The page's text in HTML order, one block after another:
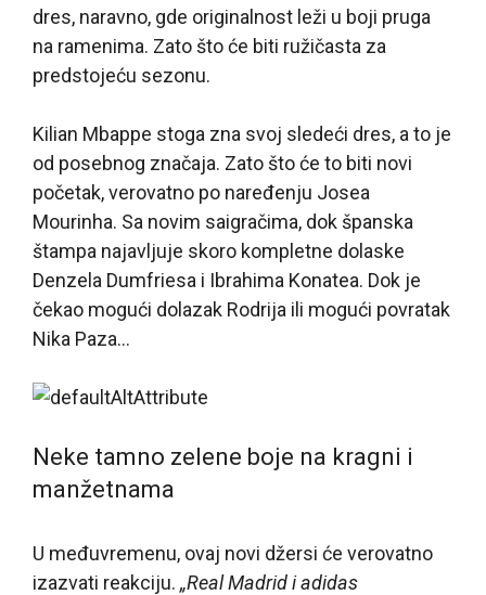
dres, naravno, gde originalnost leži u boji pruga
na ramenima. Zato što će biti ružičasta za
predstojeću sezonu.
Kilian Mbappe stoga zna svoj sledeći dres, a to je
od posebnog značaja. Zato što će to biti novi
početak, verovatno po naređenju Josea
Mourinha. Sa novim saigračima, dok španska
štampa najavljuje skoro kompletne dolaske
Denzela Dumfriesa i Ibrahima Konatea. Dok je
čekao mogući dolazak Rodrija ili mogući povratak
Nika Paza…
Neke tamno zelene boje na kragni i
manžetnama
U međuvremenu, ovaj novi džersi će verovatno
izazvati reakciju. „Real Madrid i adidas